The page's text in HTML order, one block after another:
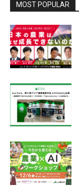
MOST POPULAR